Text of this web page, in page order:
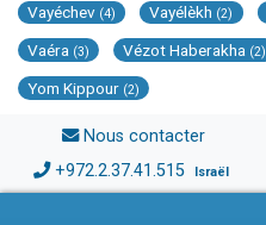
Vayéchev (4) Vayélèkh (2)
Vaéra (3) Vézot Haberakha (2)
Yom Kippour (2)
Nous contacter
+972.2.37.41.515 Israël